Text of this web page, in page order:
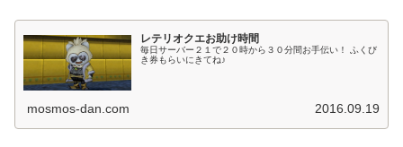
レテリオクエお助け時間
毎日サーバー２１で２０時から３０分間お手伝い！ ふくび
き券もらいにきてね♪
mosmos-dan.com 2016.09.19